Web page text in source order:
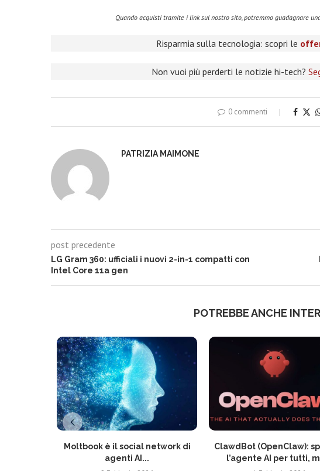
Quando acquisti tramite i link sul nostro sito, potremmo guadagnare
Risparmia sulla tecnologia: scopri le
Non vuoi più perderti le notizie hi-tech?
0 commenti
PATRIZIA MAIMONE
post precedente
LG Gram 360: ufficiali i nuovi 2-in-1 compatti con
Intel Core 11a gen
POTREBBE ANCHE
Moltbook è il social network di
agenti AI...
ClawdBot (OpenClaw):
l’agente AI per tutti,